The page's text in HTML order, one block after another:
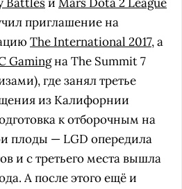
приглашение на
The International 2017, а
Gamingна The Summit 7
где занял третье
из Калифорнии
к отборочным на
плоды — LGD опередила
и с третьего места вышла
А после этого ещё и